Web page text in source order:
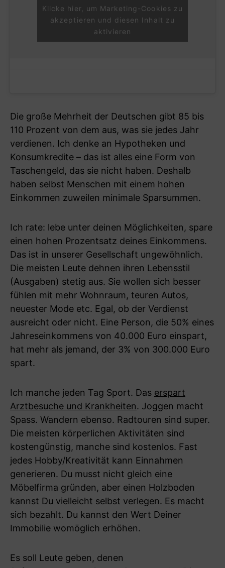
Klicke hier, um Marketing-Cookies zu
akzeptieren und diesen Inhalt zu
aktivieren
Die große Mehrheit der Deutschen gibt 85 bis
110 Prozent von dem aus, was sie jedes Jahr
verdienen. Ich denke an Hypotheken und
Konsumkredite – das ist alles eine Form von
Taschengeld, das sie nicht haben. Deshalb
haben selbst Menschen mit einem hohen
Einkommen zuweilen minimale Sparsummen.
Ich rate: lebe unter deinen Möglichkeiten, spare
einen hohen Prozentsatz deines Einkommens.
Das ist in unserer Gesellschaft ungewöhnlich.
Die meisten Leute dehnen ihren Lebensstil
(Ausgaben) stetig aus. Sie wollen sich besser
fühlen mit mehr Wohnraum, teuren Autos,
neuester Mode etc. Egal, ob der Verdienst
ausreicht oder nicht. Eine Person, die 50% eines
Jahreseinkommens von 40.000 Euro einspart,
hat mehr als jemand, der 3% von 300.000 Euro
spart.
Ich manche jeden Tag Sport. Das erspart
Arztbesuche und Krankheiten. Joggen macht
Spass. Wandern ebenso. Radtouren sind super.
Die meisten körperlichen Aktivitäten sind
kostengünstig, manche sind kostenlos. Fast
jedes Hobby/Kreativität kann Einnahmen
generieren. Du musst nicht gleich eine
Möbelfirma gründen, aber einen Holzboden
kannst Du vielleicht selbst verlegen. Es macht
sich bezahlt. Du kannst den Wert Deiner
Immobilie womöglich erhöhen.
Es soll Leute geben, denen